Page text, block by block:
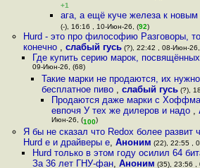
+1
ага, а ещё куче железа к
(-), 16:16 , 10-Июн-26, (92)
Hurd - это про философию Разговоры,
конечно , слабый гусь(?), 22:42 , 08-Июн-26,
Где купить серию марок,
09-Июн-26, (68)
Такие марки не продаются, их
бесплатное пиво ,слабый гусь (?),
Продаются даже марки с
евпочя У тех же дилеров и надо ,
Июн-26, (100)
Я бы не сказал что Redox более развит
Hurd е и драйверы е, Аноним (22), 22:55 ,
Hurd только в этом году осилил 64
За 36 лет ГНУ-фан, Аноним (35), 23:56 ,